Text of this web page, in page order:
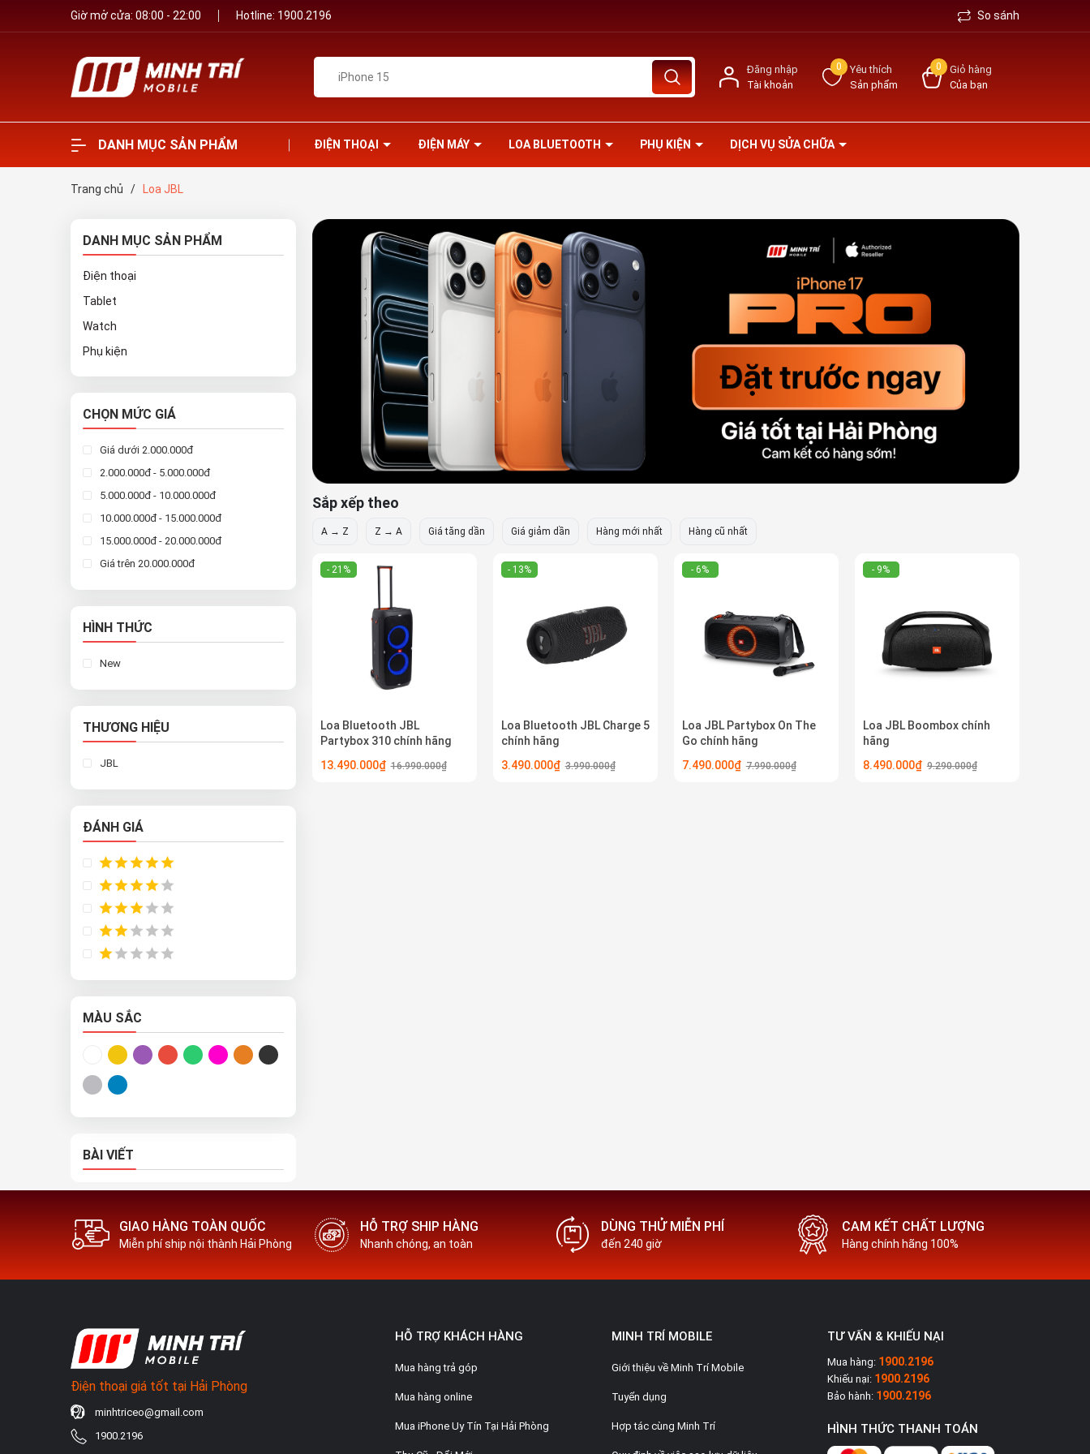
Giờ mở cửa: 08:00 - 22:00 Hotline: 1900.2196 So sánh
Đăng nhập
Tài khoản
0
Yêu thích
Sản phẩm
0
Giỏ hàng
Của bạn
DANH MỤC SẢN PHẨM ĐIỆN THOẠI ĐIỆN MÁY LOA BLUETOOTH PHỤ KIỆN DỊCH VỤ SỬA CHỮA
Trang chủ / Loa JBL
DANH MỤC SẢN PHẨM
Điện thoại
Tablet
Watch
Phụ kiện
CHỌN MỨC GIÁ
Giá dưới 2.000.000đ
2.000.000đ - 5.000.000đ
5.000.000đ - 10.000.000đ
10.000.000đ - 15.000.000đ
15.000.000đ - 20.000.000đ
Giá trên 20.000.000đ
HÌNH THỨC
New
THƯƠNG HIỆU
JBL
ĐÁNH GIÁ
MÀU SẮC
BÀI VIẾT
Sắp xếp theo
A → Z Z → A Giá tăng dần Giá giảm dần Hàng mới nhất Hàng cũ nhất
- 21%
Loa Bluetooth JBL
Partybox 310 chính hãng
13.490.000₫16.990.000₫
- 13%
Loa Bluetooth JBL Charge 5
chính hãng
3.490.000₫3.990.000₫
- 6%
Loa JBL Partybox On The
Go chính hãng
7.490.000₫7.990.000₫
- 9%
Loa JBL Boombox chính
hãng
8.490.000₫ 9.290.000₫
GIAO HÀNG TOÀN QUỐC
Miễn phí ship nội thành Hải Phòng
HỖ TRỢ SHIP HÀNG
Nhanh chóng, an toàn
DÙNG THỬ MIỄN PHÍ
đến 240 giờ
CAM KẾT CHẤT LƯỢNG
Hàng chính hãng 100%
Điện thoại giá tốt tại Hải Phòng
minhtriceo@gmail.com
1900.2196
HỖ TRỢ KHÁCH HÀNG
Mua hàng trả góp
Mua hàng online
Mua iPhone Uy Tín Tại Hải Phòng
MINH TRÍ MOBILE
Giới thiệu về Minh Trí Mobile
Tuyển dụng
Hợp tác cùng Minh Trí
TƯ VẤN & KHIẾU NẠI
Mua hàng: 1900.2196
Khiếu nại: 1900.2196
Bảo hành: 1900.2196
HÌNH THỨC THANH TOÁN